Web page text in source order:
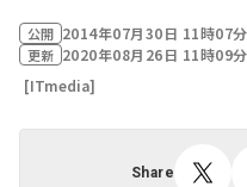
公開 2014年07月30日 11時07分
更新 2020年08月26日 11時09分
[ITmedia]
Share